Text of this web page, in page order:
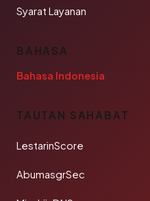
Syarat Layanan
BAHASA
Bahasa Indonesia
TAUTAN SAHABAT
LestarinScore
AbumasgrSec